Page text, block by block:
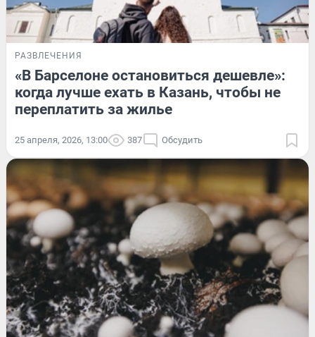
РАЗВЛЕЧЕНИЯ
«В Барселоне остановиться дешевле»:
когда лучше ехать в Казань, чтобы не
переплатить за жилье
25 апреля, 2026, 13:00 387 Обсудить